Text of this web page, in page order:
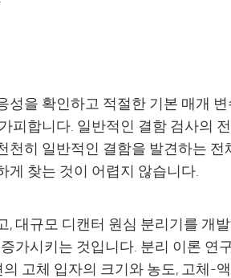
을 확인하고 적절한 기본 매개 변
피합니다. 일반적인 결함 검사의
천히 일반적인 결함을 발견하는 전
찾는 것이 어렵지 않습니다.
대규모 디캔터 원심 분리기를 개
가시키는 것입니다. 분리 이론 연
고체 입자의 크기와 농도, 고체-